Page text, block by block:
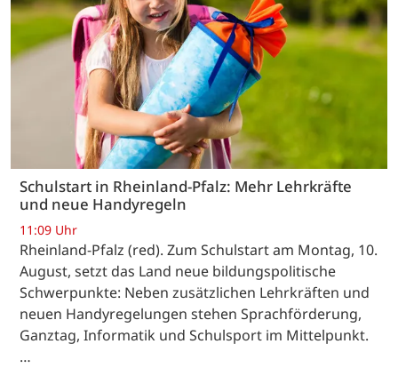
Schulstart in Rheinland-Pfalz: Mehr Lehrkräfte
und neue Handyregeln
11:09 Uhr
Rheinland-Pfalz (red). Zum Schulstart am Montag, 10.
August, setzt das Land neue bildungspolitische
Schwerpunkte: Neben zusätzlichen Lehrkräften und
neuen Handyregelungen stehen Sprachförderung,
Ganztag, Informatik und Schulsport im Mittelpunkt.
…